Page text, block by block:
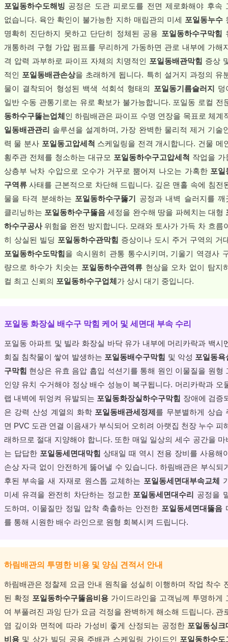
포일동하수도해빙 공정은 도관 피로도를 전면 제로화해야 후속
없습니다. 육안 확인이 불가능한 지하 매립관의 미세 포일동누수
명확히 진단하지 못하고 단단히 정체된 공용 포일동하수구막힘
개통하려 구형 가압 펌프를 무리하게 가동하면 관로 내부에 가해
격 압력 과부하로 파이프 자체의 치명적인 포일동배관막힘 증상
적인 포일동배관손상을 초래하게 됩니다. 특히 설거지 과정의 유
물이 결착되어 형성된 백색 석회석 형태의 포일동기름슬러지
덩
일반 수동 관통기로는 유로 확보가 불가능합니다. 포일동 로컬 전
동하수구뚫는업체 인 하림배관은 파이프 수명 연장을 목표로 체계
일동배관관리
솔루션을 설계하며, 가장 완벽한 물리적 제거 기술
력 물 분사 포일동고압세척 스케일링을 전격 개시합니다. 건물 메
횡주관 전체를 청소하는 대규모 포일동하수구고압세척 작업을 가
상층부 낙차 수압으로 오수가 거꾸로 뿜어져 나오는 가혹한 포일
구역류사태를 근본적으로 차단해 드립니다. 깊은 맨홀 속에 침전
물을 타격 분쇄하는 포일동하수구뚫기
공정과 내벽 슬러지를 깨
클리닝하는 포일동하수구뚫음 세정을 완수해 땅을 파헤치는 대형
하수구공사위험을 완전 방지합니다. 모래와 토사가 가득 차 흐름
히 상실된 빌딩 포일동하수관막힘 증상이나 도시 주거 구역의 거
포일동하수도막힘을 속시원히 관통 통수시키며, 기울기 역경사
량으로 하수가 치솟는 포일동하수관역류현상을 오차 없이 탐지
컬 최고 신뢰의 포일동하수구업체 가 상시 대기 중입니다.
포일동 화장실 배수구 막힘 케어 및 세면대 부속 수리
포일동 아파트 및 빌라 화장실 바닥 유가 내부에 머리카락과 백시
회질 침착물이 쌓여 발생하는 포일동배수구막힘 및 악성 포일동욕
구막힘 현상은 유효 음압 흡입 석션기를 통해 원인 이물질을 원형
인양 유치 수거해야 정상 배수 성능이 복구됩니다. 머리카락과 오
랩 내벽에 뒤엉켜 유발되는 포일동화장실하수구막힘 장애에 검증
은 강력 산성 계열의 화학 포일동배관세정제 를 무분별하게 상습
면 PVC 도관 연결 이음새가 부식되어 오히려 아랫집 천장 누수 피
래하므로 절대 지양해야 합니다. 또한 매일 일상의 세수 공간을 마
는 답답한 포일동세면대막힘 상태일 때 역시 전용 장비를 사용해
손상 자극 없이 안전하게 뚫어낼 수 있습니다. 하림배관은 부식되
후된 부속을 새 자재로 원스톱 교체하는 포일동세면대부속교체
미세 유격을 완전히 차단하는 정교한 포일동세면대수리
공정을
도하며, 이물질만 정밀 압착 축출하는 안전한 포일동세면대뚫음
를 통해 시원한 배수 라인으로 원형 회복시켜 드립니다.
하림배관의 투명한 비용 및 양심 견적서 안내
하림배관은 정찰제 요금 안내 원칙을 성실히 이행하며 작업 착수
된 확정 포일동하수구뚫음비용가이드라인을 고객님께 투명하게
여 부풀려진 과잉 단가 요금 걱정을 완벽하게 해소해 드립니다. 관
염 깊이와 면적에 따라 가성비 좋게 산정되는 공정한 포일동싱크
비용및 상가 빌딩 공용 주배관 스케일링 가이드인 포일동하수도